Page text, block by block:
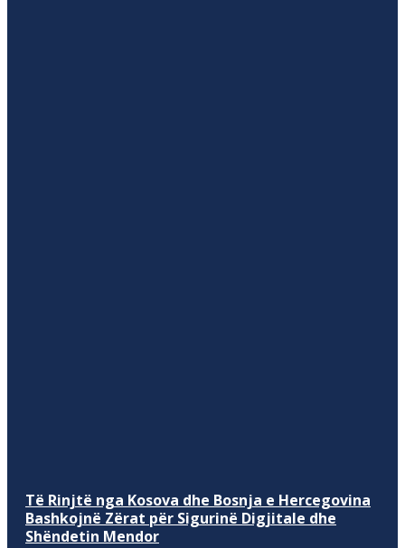
Të Rinjtë nga Kosova dhe Bosnja e Hercegovina
Bashkojnë Zërat për Sigurinë Digjitale dhe
Shëndetin Mendor